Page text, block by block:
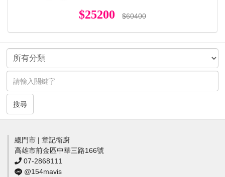
$25200 $60400
搜尋
總門市 | 章記衛廚
高雄市前金區中華三路166號
07-2868111
@154mavis